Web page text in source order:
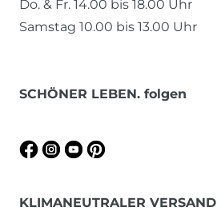
Do. & Fr. 14.00 bis 18.00 Uhr
Samstag 10.00 bis 13.00 Uhr
SCHÖNER LEBEN. folgen
KLIMANEUTRALER VERSAND